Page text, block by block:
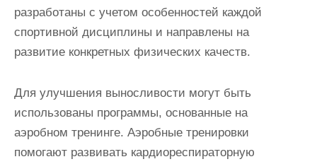
разработаны с учетом особенностей каждой
спортивной дисциплины и направлены на
развитие конкретных физических качеств.
Для улучшения выносливости могут быть
использованы программы, основанные на
аэробном тренинге. Аэробные тренировки
помогают развивать кардиореспираторную